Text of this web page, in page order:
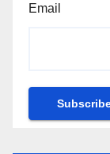
Email